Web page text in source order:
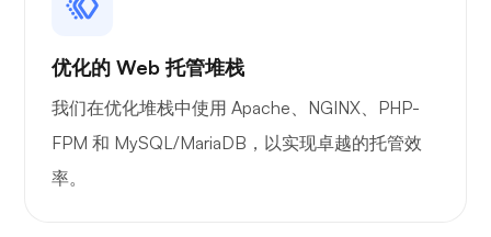
想知道
优化的 Web 托管堆栈
我们在优化堆栈中使用 Apache、NGINX、PHP-
FPM 和 MySQL/MariaDB，以实现卓越的托管效
率。